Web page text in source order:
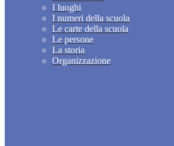
I luoghi
I numeri della scuola
Le carte della scuola
Le persone
La storia
Organizzazione